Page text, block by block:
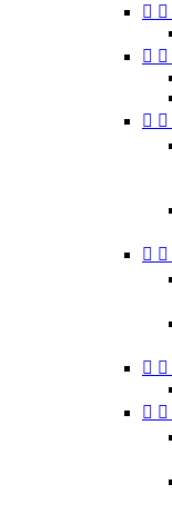
 
 
 
 
 
 